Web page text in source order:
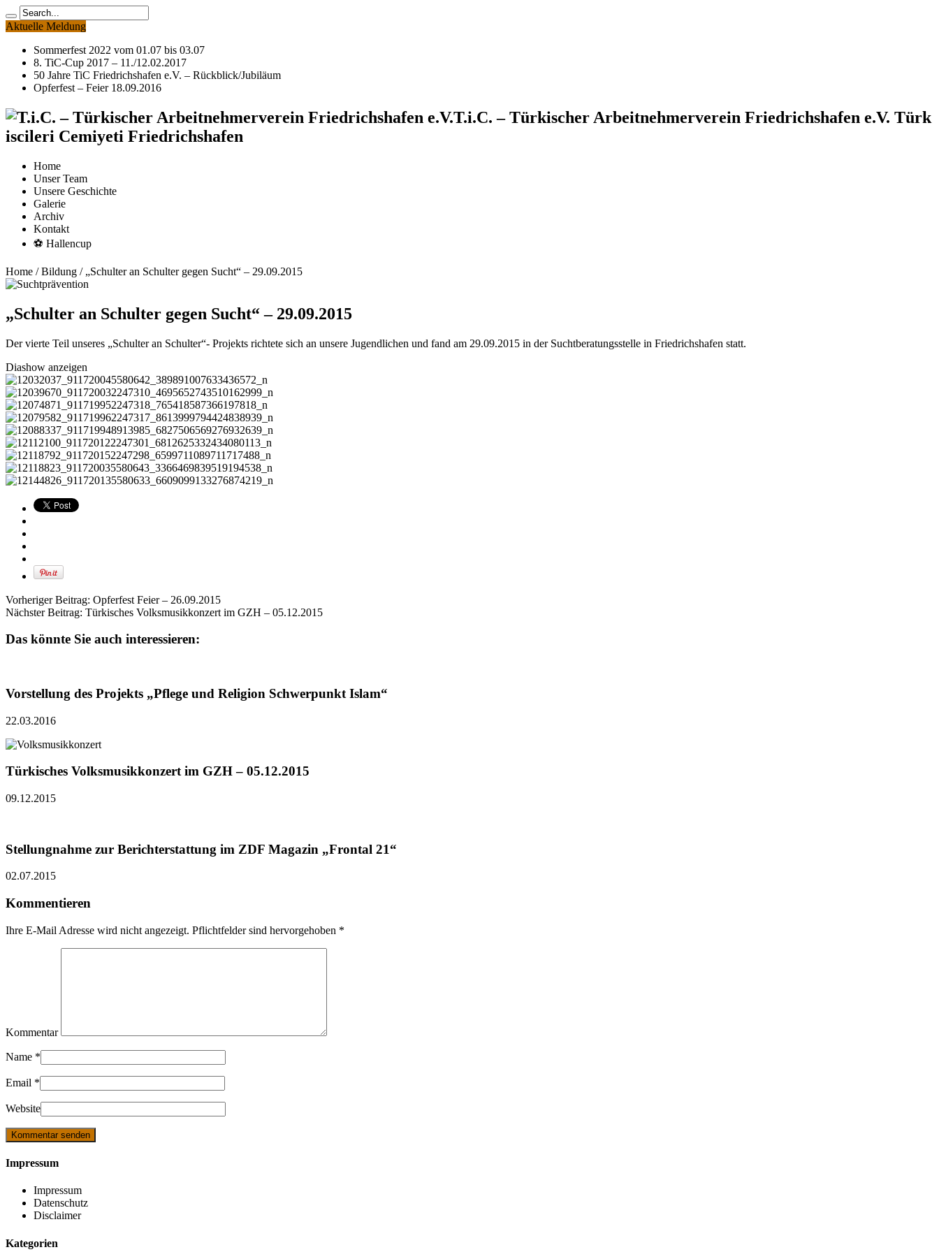
Aktuelle Meldung
Sommerfest 2022 vom 01.07 bis 03.07
8. TiC-Cup 2017 – 11./12.02.2017
50 Jahre TiC Friedrichshafen e.V. – Rückblick/Jubiläum
Opferfest – Feier 18.09.2016
T.i.C. – Türkischer Arbeitnehmerverein Friedrichshafen e.V. Türk
iscileri Cemiyeti Friedrichshafen
Home
Unser Team
Unsere Geschichte
Galerie
Archiv
Kontakt
⚽ Hallencup
Home /Bildung / „Schulter an Schulter gegen Sucht“ – 29.09.2015
„Schulter an Schulter gegen Sucht“ – 29.09.2015
Der vierte Teil unseres „Schulter an Schulter“- Projekts richtete sich an unsere Jugendlichen und fand am 29.09.2015 in der Suchtberatungsstelle in Friedrichshafen statt.
Diashow anzeigen
Vorheriger Beitrag: Opferfest Feier – 26.09.2015
Nächster Beitrag: Türkisches Volksmusikkonzert im GZH – 05.12.2015
Das könnte Sie auch interessieren:
Vorstellung des Projekts „Pflege und Religion Schwerpunkt Islam“
22.03.2016
Türkisches Volksmusikkonzert im GZH – 05.12.2015
09.12.2015
Stellungnahme zur Berichterstattung im ZDF Magazin „Frontal 21“
02.07.2015
Kommentieren
Ihre E-Mail Adresse wird nicht angezeigt. Pflichtfelder sind hervorgehoben *
Kommentar
Name *
Email *
Website
Impressum
Impressum
Datenschutz
Disclaimer
Kategorien